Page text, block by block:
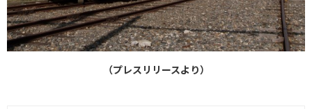
（プレスリリースより）